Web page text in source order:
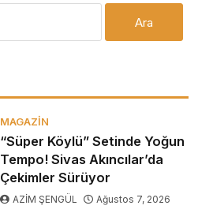
MAGAZIN
“Süper Köylü” Setinde Yoğun
Tempo! Sivas Akıncılar’da
Çekimler Sürüyor
AZİM ŞENGÜL Ağustos 7, 2026